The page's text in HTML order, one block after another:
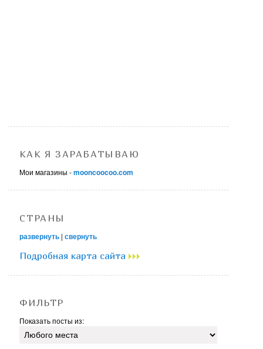
КАК Я ЗАРАБАТЫВАЮ
Мои магазины -mooncoocoo.com
СТРАНЫ
развернуть |свернуть
Подробная карта сайта
ФИЛЬТР
Показать посты из: